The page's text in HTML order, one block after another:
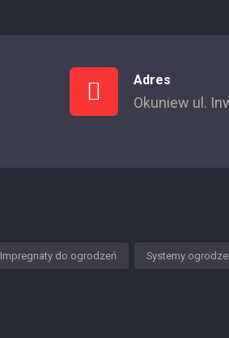
Adres
Okuniew ul.
Impregnaty do ogrodzeń Systemy